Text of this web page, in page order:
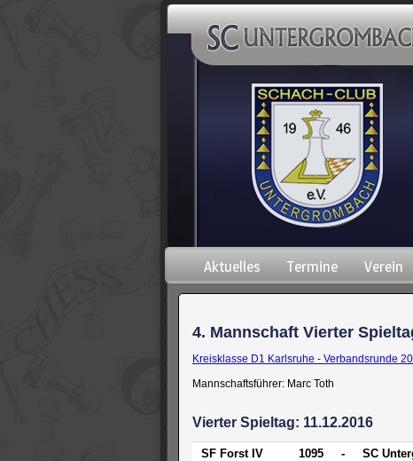
Navigation
überspringen
Aktuelles Termine Verein
4. Mannschaft Vierter
Kreisklasse D1 Karlsruhe - Verbandsrunde
Mannschaftsführer: Marc Toth
Vierter Spieltag: 11.12.2016
SF Forst IV 1095 - SC